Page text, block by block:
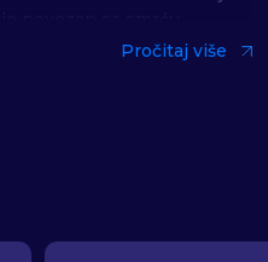
Pročitaj više